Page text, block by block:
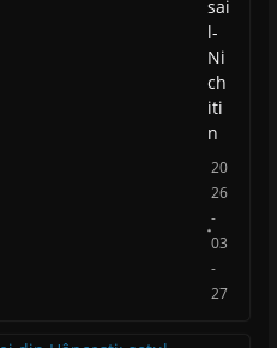
sai
l-
Ni
ch
iti
n
20
26
-
03
-
27